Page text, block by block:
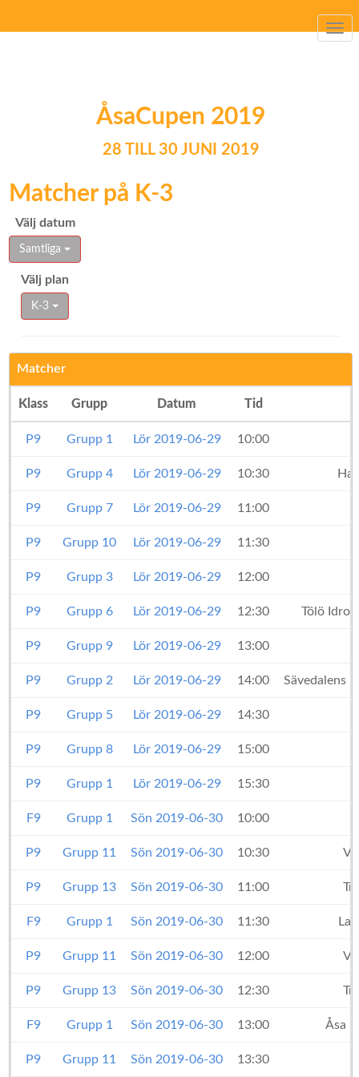
ÅsaCupen 2019
28 TILL 30 JUNI 2019
Matcher på K-3
Välj datum
Samtliga
Välj plan
K-3
Matcher
Klass Grupp Datum Tid
P9 Grupp 1 Lör 2019-06-29 10:00
P9 Grupp 4 Lör 2019-06-29 10:30
P9 Grupp 7 Lör 2019-06-29 11:00
P9 Grupp 10 Lör 2019-06-29 11:30
P9 Grupp 3 Lör 2019-06-29 12:00
P9 Grupp 6 Lör 2019-06-29 12:30 Tölö
P9 Grupp 9 Lör 2019-06-29 13:00
P9 Grupp 2 Lör 2019-06-29 14:00 Sävedalens
P9 Grupp 5 Lör 2019-06-29 14:30
P9 Grupp 8 Lör 2019-06-29 15:00
P9 Grupp 1 Lör 2019-06-29 15:30
F9 Grupp 1 Sön 2019-06-30 10:00
P9 Grupp 11 Sön 2019-06-30 10:30
P9 Grupp 13 Sön 2019-06-30 11:00
F9 Grupp 1 Sön 2019-06-30 11:30
P9 Grupp 11 Sön 2019-06-30 12:00
P9 Grupp 13 Sön 2019-06-30 12:30
F9 Grupp 1 Sön 2019-06-30 13:00 Åsa
P9 Grupp 11 Sön 2019-06-30 13:30